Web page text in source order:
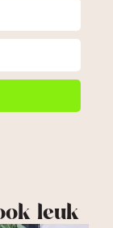
leuk